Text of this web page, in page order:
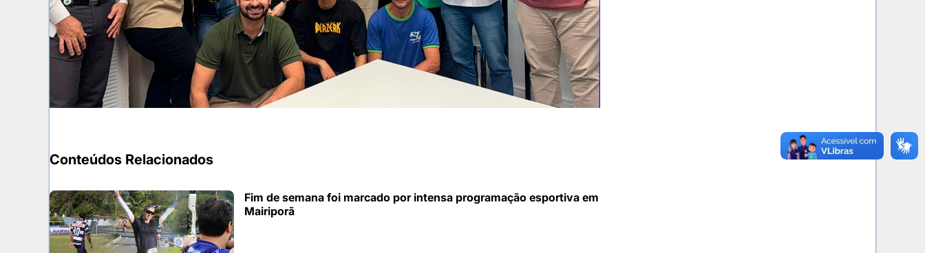
Conteúdos Relacionados
Fim de semana foi marcado por intensa programação esportiva em
Mairiporã